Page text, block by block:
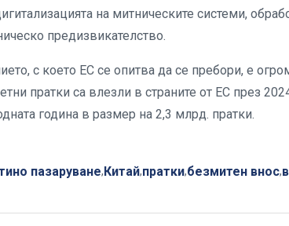
на митническите системи,
предизвикателство.
с което ЕС се опитва да се пребори, е
пратки са влезли в страните от ЕС през
година в размер на 2,3 млрд. пратки.
пазаруване,Китай,пратки,безмитен внос,